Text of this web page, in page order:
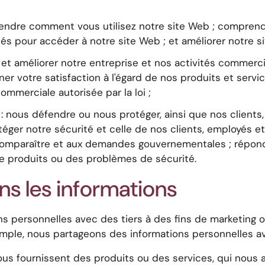
comment vous utilisez notre site Web ;
pour accéder à notre site Web ; et améliorer notre
améliorer notre entreprise et nos activités
votre satisfaction à l'égard de nos produits et
autorisée par la loi ;
nous défendre ou nous protéger, ainsi que nos
notre sécurité et celle de nos clients, employés
et aux demandes gouvernementales ;
produits ou des problèmes de sécurité.
les informations
personnelles avec des tiers à des fins de
nous partageons des informations personnelles
fournissent des produits ou des services, qui nous